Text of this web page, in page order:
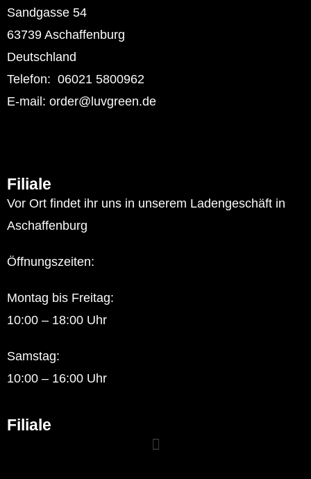
Sandgasse 54
63739 Aschaffenburg
Deutschland
Telefon: 06021 5800962
E-mail: order@luvgreen.de
Filiale
Vor Ort findet ihr uns in unserem Ladengeschäft in
Aschaffenburg
Öffnungszeiten:
Montag bis Freitag:
10:00 – 18:00 Uhr
Samstag:
10:00 – 16:00 Uhr
Filiale